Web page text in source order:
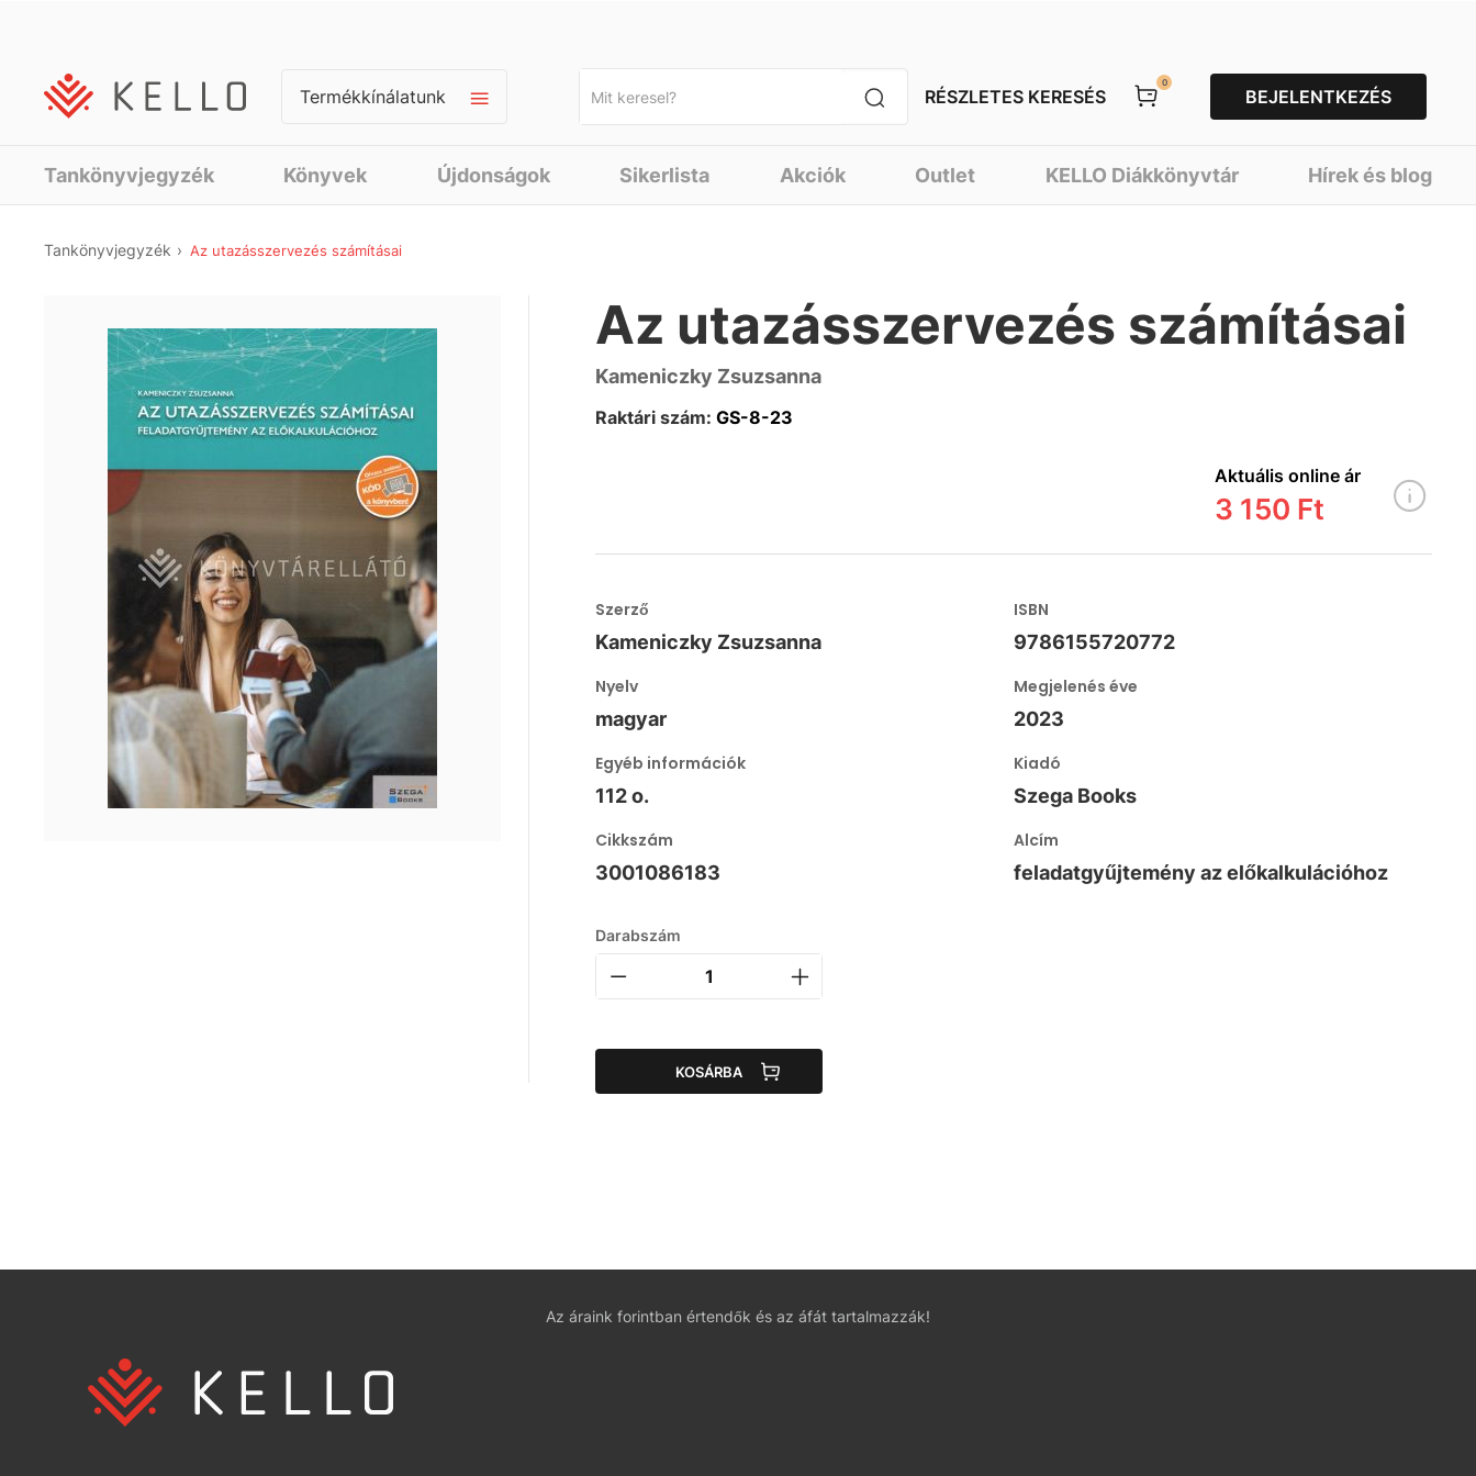
Termékkínálatunk RÉSZLETES KERESÉS
0
BEJELENTKEZÉS
Tankönyvjegyzék Könyvek Újdonságok Sikerlista Akciók Outlet KELLO Diákkönyvtár Hírek és blog
Tankönyvjegyzék Az utazásszervezés számításai
Az utazásszervezés számításai
Kameniczky Zsuzsanna
Raktári szám: GS-8-23
Aktuális online ár
3 150 Ft
Szerző
Kameniczky Zsuzsanna
ISBN
9786155720772
Nyelv
magyar
Megjelenés éve
2023
Egyéb információk
112 o.
Kiadó
Szega Books
Cikkszám
3001086183
Alcím
feladatgyűjtemény az előkalkulációhoz
Darabszám
KOSÁRBA
Az áraink forintban értendők és az áfát tartalmazzák!